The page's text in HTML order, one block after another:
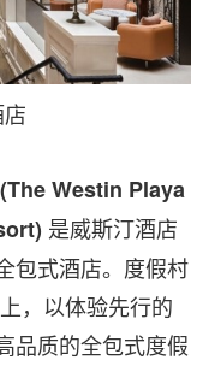
(The Westin Playa
是威斯汀酒店
包式酒店。度假村
，以体验先行的
品质的全包式度假